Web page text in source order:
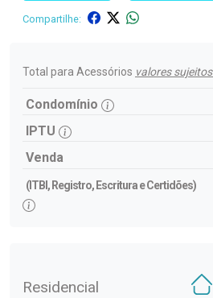
Compartilhe:
Total para Acessórios valores
Condomínio
IPTU
Venda
(ITBI, Registro, Escritura e Certidões)
Residencial